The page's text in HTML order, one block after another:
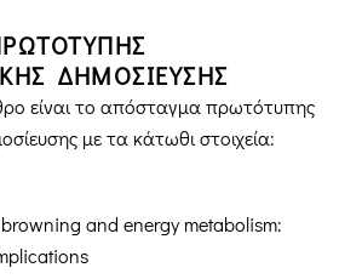
ΔΗΜΟΣΙΕΥΣΗΣ
είναι το απόσταγμα πρωτότυπης
με τα κάτωθι στοιχεία:
and energy metabolism: